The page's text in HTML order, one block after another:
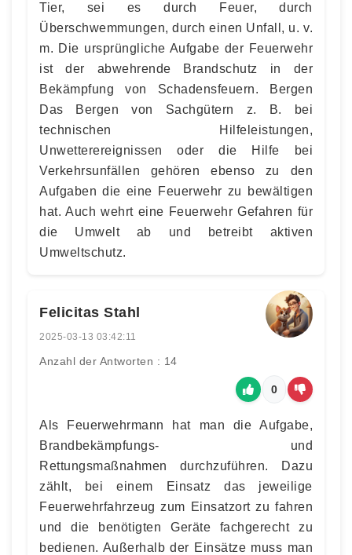
Tier, sei es durch Feuer, durch
Überschwemmungen, durch einen Unfall, u. v.
m. Die ursprüngliche Aufgabe der Feuerwehr
ist der abwehrende Brandschutz in der
Bekämpfung von Schadensfeuern. Bergen
Das Bergen von Sachgütern z. B. bei
technischen Hilfeleistungen,
Unwetterereignissen oder die Hilfe bei
Verkehrsunfällen gehören ebenso zu den
Aufgaben die eine Feuerwehr zu bewältigen
hat. Auch wehrt eine Feuerwehr Gefahren für
die Umwelt ab und betreibt aktiven
Umweltschutz.
Felicitas Stahl
2025-03-13 03:42:11
Anzahl der Antworten : 14
0
Als Feuerwehrmann hat man die Aufgabe,
Brandbekämpfungs- und
Rettungsmaßnahmen durchzuführen. Dazu
zählt, bei einem Einsatz das jeweilige
Feuerwehrfahrzeug zum Einsatzort zu fahren
und die benötigten Geräte fachgerecht zu
bedienen. Außerhalb der Einsätze muss man